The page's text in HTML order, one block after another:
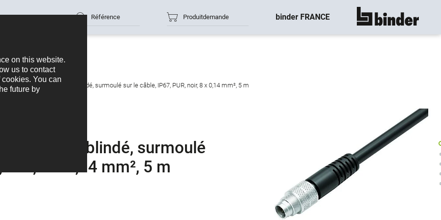
Référence Produitdemande binder FRANCE montre tout
mâle, Contacts: 8, blindé, surmoulé sur le câble, IP67, PUR, noir, 8 x 0,14 mm², 5 m
8, blindé, surmoulé
noir, 8 x 0,14 mm², 5 m